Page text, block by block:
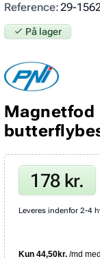
Reference 29-
check På lager
Magnetfod
178 kr.
Leveres indenfor 2-4